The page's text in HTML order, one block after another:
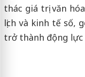
thác giá trị văn
lịch và kinh tế số,
trở thành động